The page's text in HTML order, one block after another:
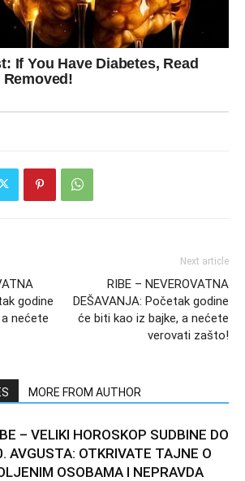
godine
nećete
Next article
RIBE – NEVEROVATNA
DEŠAVANJA: Početak godine
će biti kao iz bajke, a nećete
verovati zašto!
MORE FROM AUTHOR
– VELIKI HOROSKOP SUDBINE DO
AVGUSTA: OTKRIVATE TAJNE O
OSOBAMA I NEPRAVDA